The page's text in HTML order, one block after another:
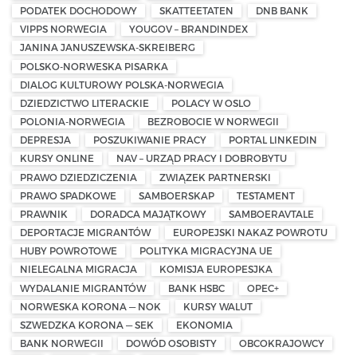
PODATEK DOCHODOWY
SKATTEETATEN
DNB BANK
VIPPS NORWEGIA
YOUGOV – BRANDINDEX
JANINA JANUSZEWSKA-SKREIBERG
POLSKO-NORWESKA PISARKA
DIALOG KULTUROWY POLSKA-NORWEGIA
DZIEDZICTWO LITERACKIE
POLACY W OSLO
POLONIA-NORWEGIA
BEZROBOCIE W NORWEGII
DEPRESJA
POSZUKIWANIE PRACY
PORTAL LINKEDIN
KURSY ONLINE
NAV – URZĄD PRACY I DOBROBYTU
PRAWO DZIEDZICZENIA
ZWIĄZEK PARTNERSKI
PRAWO SPADKOWE
SAMBOERSKAP
TESTAMENT
PRAWNIK
DORADCA MAJĄTKOWY
SAMBOERAVTALE
DEPORTACJE MIGRANTÓW
EUROPEJSKI NAKAZ POWROTU
HUBY POWROTOWE
POLITYKA MIGRACYJNA UE
NIELEGALNA MIGRACJA
KOMISJA EUROPESJKA
WYDALANIE MIGRANTÓW
BANK HSBC
OPEC+
NORWESKA KORONA — NOK
KURSY WALUT
SZWEDZKA KORONA — SEK
EKONOMIA
BANK NORWEGII
DOWÓD OSOBISTY
OBCOKRAJOWCY